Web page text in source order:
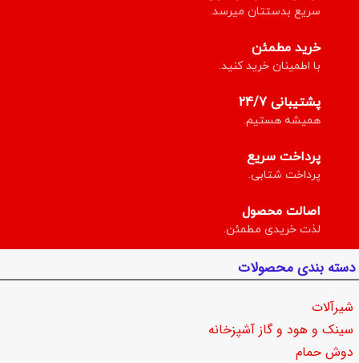
سریع بدستتان میرسد.
خرید مطمئن
با اطمینان خرید کنید.
پشتیبانی 24/7
همیشه هستیم.
پرداخت سریع
پرداخت شتابی.
اصالت محصول
لذت خریدی مطمئن.
دسته بندی محصولات
شیرآلات
سینک و هود و گاز آشپزخانه
دوش حمام